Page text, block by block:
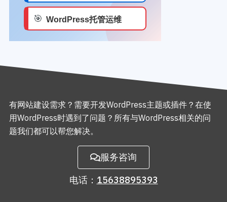
有网站建设需求？需要开发WordPress主题或插件？在使
用WordPress时遇到了问题？所有与WordPress相关的问
题我们都可以帮您解决。
服务咨询
电话： 15638895393